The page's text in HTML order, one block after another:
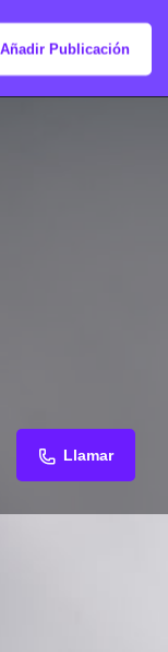
Añadir Publicación
Llamar